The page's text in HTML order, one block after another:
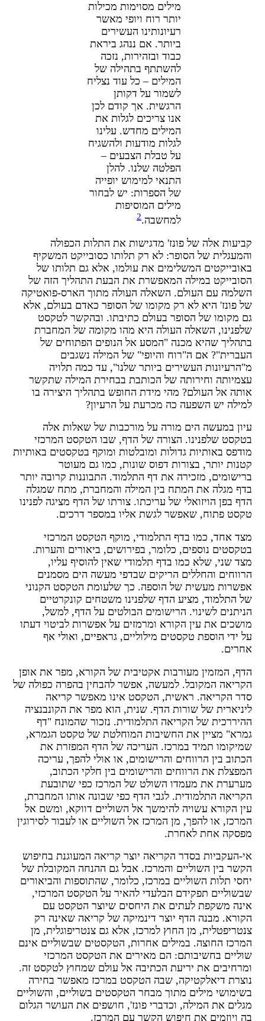
מילים מסוימות מכילות
יותר רוח ויופי מאשר
רעיונותינו העשירים
ביותר. אם ננהג ביראת
כבוד ובזהירות, נזכה
להשתתף בתהילה של
המילים – כל עוד נצליח
לשמור על דקותן
הרגשית. אך קודם לכן
אנו צריכים לגלות את
המילים מחדש. עלינו
לגלות מודעות ולהשגיח
על טבלת הצבעים –
הפלטה שלנו. להלן
התנאי למימוש יופייה
של הספרות: יש לבחור
מילים המוסיפות
למחשבה.2
אלה של פונז' מדגישות את התלות הכפולה
של הסופר: לא רק תלותו כסובייקט המשקיף
המשלימים את עולמו, אלא גם תלותו של
במילה המאפשרת את הבעת התהליך הזה של
עם העולם. השאלה העולה מתוך הארס-פואטיקה
פונז' היא לא רק מקומו של הסופר כאדם בעולם, אלא
מקומו של הסופר בעולם כתיבתו. ובהקשר לטקסט
השאלה העולה היא מהו מקומה של המחברת
שהיא מכנה "המסע אל הנופים הפתוחים של
אם ה"רוח והיופי" של המילה נשגבים
העשירים ביותר שלנו", עד כמה תלויה
וחירותה של הכותבת בבחירת המילה שתקשר
אל העולם? מהי מידת החופש בתהליך היצירה בו
יש השפעה כה מכרעת על הרעיון?
במעשה הים מורה על מורכבות של שאלות אלה
שלפנינו. הצורה של הדף, שבו הטקסט המרכזי
באותיות גדולות ומובלטות ומוקף בטקסטים באותיות
יותר, בצורות דפוס שונות, כמו גם מעוטר
מזכירה את דף התלמוד. התבוננות קרובה יותר
מגלה את המתח בין המילה והמחברת, מתח שמגלה
בפן הויזואלי של עריכתו. צורתו של הדף מציגה לפנינו
פתוח, שאפשר לגשת אליו במספר דרכים.
אחד, כמו בדף התלמודי, מוקף הטקסט המרכזי
נוספים, כלומר, בפירושים, ביאורים והערות.
שני, שלא כמו בדף תלמודי שאין להוסיף עליו,
והחללים הריקים שבדפי מעשה הים מסמנים
מעשית של הוספה. כך שלעומת הטקסט הקנוני
התלמוד, מציע הדף שלפנינו משטחים קונקרטיים
לשינוי. הרישומים הבולטים על הדף, למשל,
את עין הקורא ומרמזים על אפשרות לביטוי דעתו
ידי הוספת טקסטים מילוליים, גראפיים, ואולי אף
המזמין מעורבות אקטיבית של הקורא, מפר את אופן
המקובל. למעשה, אפשר להבחין בהפרה כפולה של
הקריאה. ראשית, הטקסט אינו מאפשר קריאה
של שורות הדף. שנית, הוא מפר את הקונבנציה
של הקריאה התלמודית. נזכור שהמונח "דף
מציין את החשיבות המוחלטת של טקסט הגמרא,
תמיד במרכז. העריכה של הדף המפזרת את
בין הרווחים והרישומים, או אולי להפך, עריכה
את הרווחים והרישומים בין חלקי הכתוב,
את מעמדו השולט של המרכז כפי שתובעת
התלמודית. לגבי הדף כפי שבונה אותו המחברת,
הקורא עשויה להימשך אל השוליים דווקא, ומשם אל
או להפך, מן המרכז אל השוליים או לעבור לסירוגין
אחת לאחרת.
העקביות בסדר הקריאה יוצר קריאה המעוגנת בחיפוש
בין השוליים והמרכז. אבל גם ההנחה המקובלת של
תלות השוליים במרכז, כלומר, שהתוספות והביאורים
תפקידם הבלעדי להאיר על הטקסט המרכזי,
משקפת לעתים את היחסים שיוצר הטקסט עם
מבנה הדף יוצר דינמיקה של קריאה שאינה רק
מן החוץ למרכז, אלא גם צנטריפוגלית, מן
החוצה. במילים אחרות, הטקסטים שבשוליים אינם
בחשיבותם: הם מאירים את הטקסט המרכזי
את יריעת הכתיבה אל עולם שמחוץ לטקסט זה.
דיאלקטיקה, שבה הטקסט במרכז מאפשר בחירה
מילים מתוך מבחר הטקסטים בשוליים, והשוליים
את המילה, וכדברי פונז', חושפים את העושר הגלום
ויוזמים את חיפוש הקשר עם המרכז.